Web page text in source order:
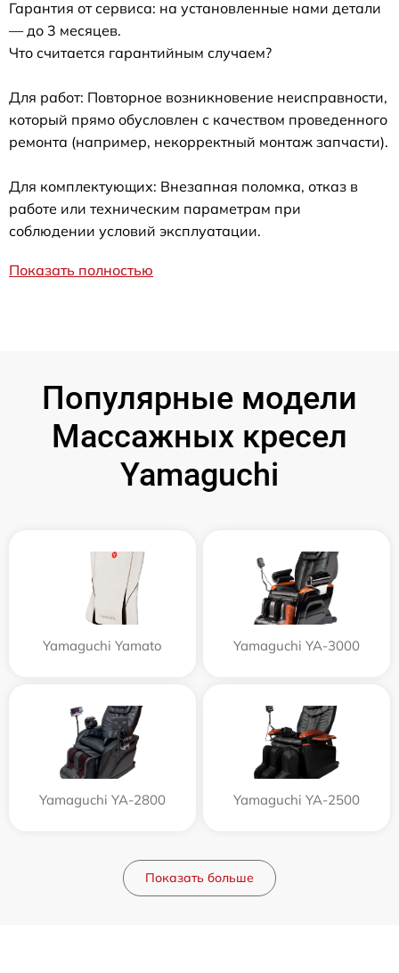
Гарантия от сервиса: на установленные нами детали
— до 3 месяцев.
Что считается гарантийным случаем?
Для работ: Повторное возникновение неисправности,
который прямо обусловлен с качеством проведенного
ремонта (например, некорректный монтаж запчасти).
Для комплектующих: Внезапная поломка, отказ в
работе или техническим параметрам при
соблюдении условий эксплуатации.
Показать полностью
Популярные модели
Массажных кресел
Yamaguchi
Yamaguchi Yamato Yamaguchi YA-3000
Yamaguchi YA-2800 Yamaguchi YA-2500
Показать больше